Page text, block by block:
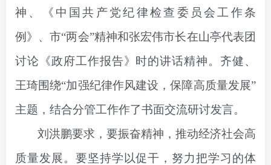
神、《中国共产党纪律检查委员会工作条
例》、市“两会”精神和张宏伟市长在山亭代表团
讨论《政府工作报告》时的讲话精神。齐健、
王琦围绕“加强纪律作风建设，保障高质量发展”
主题，结合分管工作作了书面交流研讨发言。
刘洪鹏要求，要振奋精神，推动经济社会高
质量发展。要坚持学以促干，努力把学习的体